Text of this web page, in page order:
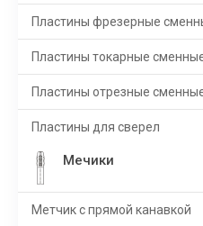
Пластины фрезерные
Пластины токарные
Пластины отрезные
Пластины для сверел
Мечики
Метчик с прямой канавкой